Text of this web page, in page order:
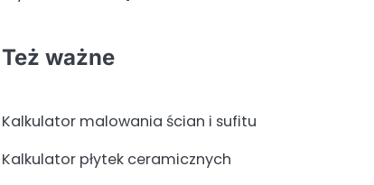
Też ważne
Kalkulator malowania ścian i sufitu
Kalkulator płytek ceramicznych